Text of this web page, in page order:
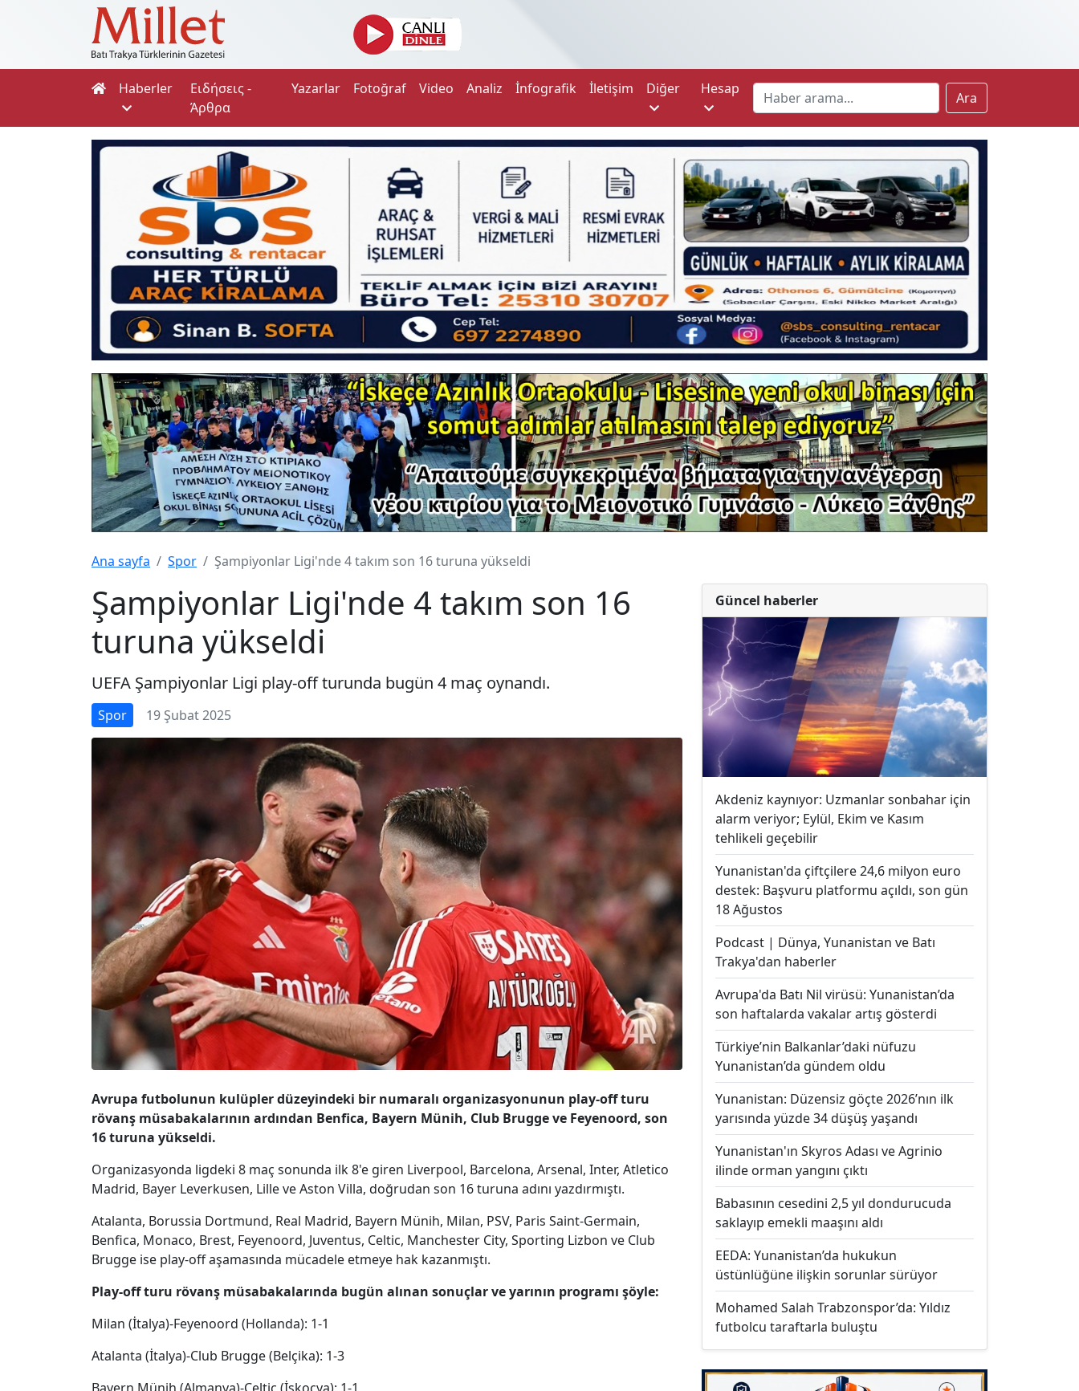
Haberler
Ειδήσεις -
Άρθρα
Yazarlar Fotoğraf Video Analiz İnfografik İletişim Diğer Hesap
Ara
Ana sayfa Spor Şampiyonlar Ligi'nde 4 takım son 16 turuna yükseldi
Şampiyonlar Ligi'nde 4 takım son 16
turuna yükseldi
UEFA Şampiyonlar Ligi play-off turunda bugün 4 maç oynandı.
Spor 19 Şubat 2025
Avrupa futbolunun kulüpler düzeyindeki bir numaralı organizasyonunun play-off turu
rövanş müsabakalarının ardından Benfica, Bayern Münih, Club Brugge ve Feyenoord, son
16 turuna yükseldi.
Organizasyonda ligdeki 8 maç sonunda ilk 8'e giren Liverpool, Barcelona, Arsenal, Inter, Atletico
Madrid, Bayer Leverkusen, Lille ve Aston Villa, doğrudan son 16 turuna adını yazdırmıştı.
Atalanta, Borussia Dortmund, Real Madrid, Bayern Münih, Milan, PSV, Paris Saint-Germain,
Benfica, Monaco, Brest, Feyenoord, Juventus, Celtic, Manchester City, Sporting Lizbon ve Club
Brugge ise play-off aşamasında mücadele etmeye hak kazanmıştı.
Play-off turu rövanş müsabakalarında bugün alınan sonuçlar ve yarının programı şöyle:
Milan (İtalya)-Feyenoord (Hollanda): 1-1
Atalanta (İtalya)-Club Brugge (Belçika): 1-3
Güncel haberler
Akdeniz kaynıyor: Uzmanlar sonbahar için
alarm veriyor; Eylül, Ekim ve Kasım
tehlikeli geçebilir
Yunanistan'da çiftçilere 24,6 milyon euro
destek: Başvuru platformu açıldı, son gün
18 Ağustos
Podcast | Dünya, Yunanistan ve Batı
Trakya'dan haberler
Avrupa'da Batı Nil virüsü: Yunanistan’da
son haftalarda vakalar artış gösterdi
Türkiye’nin Balkanlar’daki nüfuzu
Yunanistan’da gündem oldu
Yunanistan: Düzensiz göçte 2026’nın ilk
yarısında yüzde 34 düşüş yaşandı
Yunanistan'ın Skyros Adası ve Agrinio
ilinde orman yangını çıktı
Babasının cesedini 2,5 yıl dondurucuda
saklayıp emekli maaşını aldı
EEDA: Yunanistan’da hukukun
üstünlüğüne ilişkin sorunlar sürüyor
Mohamed Salah Trabzonspor’da: Yıldız
futbolcu taraftarla buluştu